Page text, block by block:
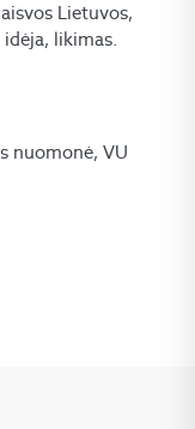
Lietuvos,
likimas.
nuomonė, VU